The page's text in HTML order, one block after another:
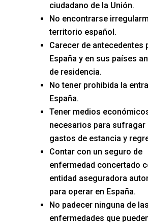
ciudadano de la Unión.
No encontrarse
territorio español.
Carecer de antecedentes
España y en sus países
de residencia.
No tener prohibida la
España.
Tener medios
necesarios para sufragar
gastos de estancia y
Contar con un seguro de
enfermedad concertado
entidad aseguradora
para operar en España.
No padecer ninguna de las
enfermedades que